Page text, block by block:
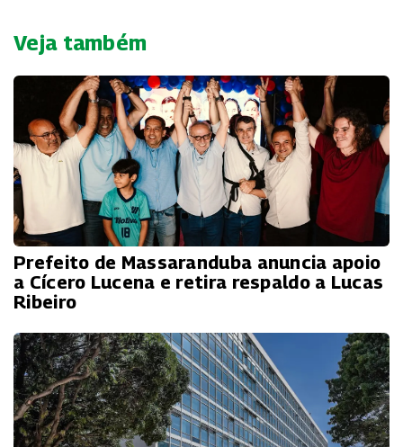
Veja também
Prefeito de Massaranduba anuncia apoio
a Cícero Lucena e retira respaldo a Lucas
Ribeiro